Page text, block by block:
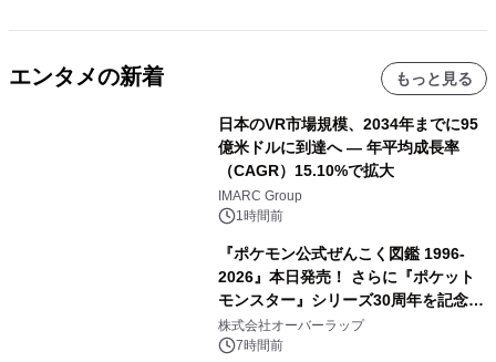
エンタメの新着 もっと見る
日本のVR市場規模、2034年までに95
億米ドルに到達へ ― 年平均成長率
（CAGR）15.10%で拡大
IMARC Group
1時間前
『ポケモン公式ぜんこく図鑑 1996-
2026』本日発売！ さらに『ポケット
モンスター』シリーズ30周年を記念し
た画集『ポケットモンスター ビジュア
ルアートブック』の発売決定！ 2026
株式会社オーバーラップ
7時間前